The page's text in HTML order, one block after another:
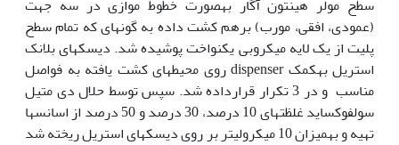
(عمودی، افقی، مورب) برهم کشت داده به گونه‏ای که تمام سطح
پلیت از یک لایه میکروبی یکنواخت پوشیده شد. دیسک‏های بلانک
استریل به‏کمک dispenser روی محیط‏های کشت یافته به فواصل
مناسب و در 3 تکرار قرارداده شد. سپس توسط حلال دی متیل
سولفوکساید غلظت‏های 10 درصد، 30 درصد و 50 درصد از اسانس‏ها
تهیه و به‏میزان 10 میکرولیتر بر روی دیسک‏های استریل ریخته شد